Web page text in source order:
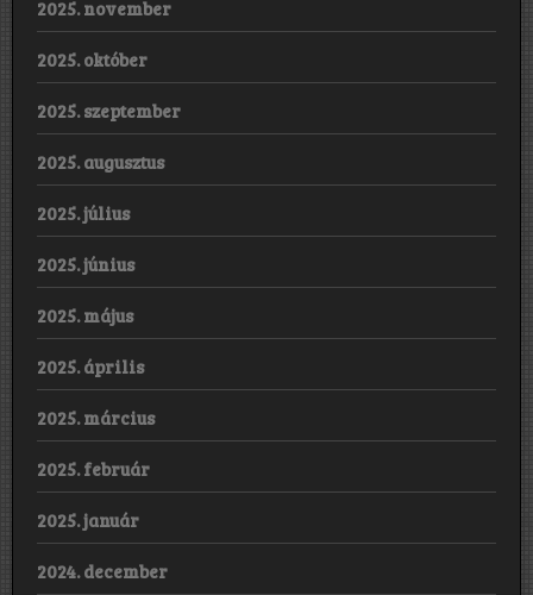
2025. november
2025. október
2025. szeptember
2025. augusztus
2025. július
2025. június
2025. május
2025. április
2025. március
2025. február
2025. január
2024. december